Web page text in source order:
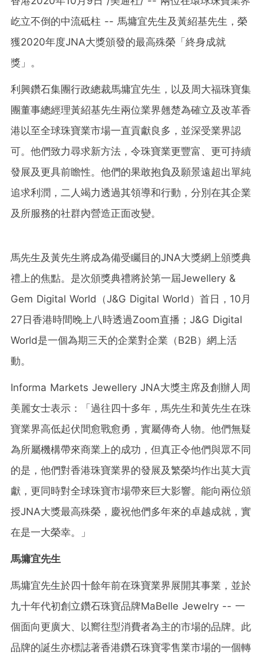
屹立不倒的中流砥柱 -- 馬墉宜先生及黃紹基先生，榮
獲2020年度JNA大獎頒發的最高殊榮「終身成就
獎」。
利興鑽石集團行政總裁馬墉宜先生，以及周大福珠寶集
團董事總經理黃紹基先生兩位業界翹楚為確立及改革香
港以至全球珠寶業市場一直貢獻良多，並深受業界認
可。他們致力尋求新方法，令珠寶業更豐富、更可持續
發展及更具前瞻性。他們的果敢抱負及願景遠超出單純
追求利潤，二人竭力透過其領導和行動，分別在其企業
及所服務的社群內營造正面改變。
馬先生及黃先生將成為備受矚目的JNA大獎網上頒獎典
禮上的焦點。是次頒獎典禮將於第一屆Jewellery &
Gem Digital World（J&G Digital World）首日，10月
27日香港時間晚上八時透過Zoom直播；J&G Digital
World是一個為期三天的企業對企業（B2B）網上活
動。
Informa Markets Jewellery JNA大獎主席及創辦人周
美麗女士表示：「過往四十多年，馬先生和黃先生在珠
寶業界高低起伏間愈戰愈勇，實屬傳奇人物。他們無疑
為所屬機構帶來商業上的成功，但真正令他們與眾不同
的是，他們對香港珠寶業界的發展及繁榮均作出莫大貢
獻，更同時對全球珠寶市場帶來巨大影響。能向兩位頒
授JNA大獎最高殊榮，慶祝他們多年來的卓越成就，實
在是一大榮幸。」
馬墉宜先生
馬墉宜先生於四十餘年前在珠寶業界展開其事業，並於
九十年代初創立鑽石珠寶品牌MaBelle Jewelry -- 一
個面向更廣大、以嚮往型消費者為主的市場的品牌。此
品牌的誕生亦標誌著香港鑽石珠寶零售業市場的一個轉